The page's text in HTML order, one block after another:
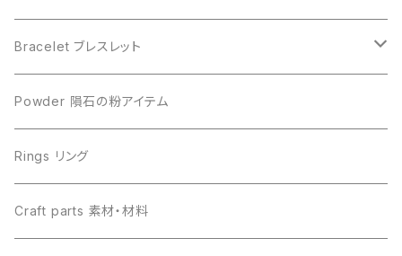
Muonionalusta ムオニオナルスタ
Sericho セリコ
Libyan desert glass リビアングラス
Canyon Diablo キャニオンディアブロ
Aletai アルタイ
Muonionalusta ムオニオナルスタ
Henbury ヘンブリー
Sericho セリコ
Bracelet ブレスレット
ビーズ単品
Powder 隕石の粉アイテム
Rings リング
Craft parts 素材・材料